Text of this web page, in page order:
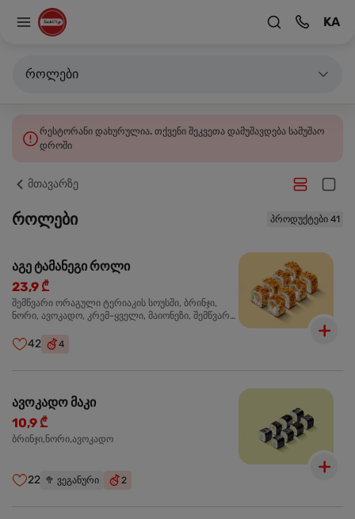
KA
როლები
რესტორანი დახურულია. თქვენი შეკვეთა დამუშავდება სამუშაო
დროში
მთავარზე
როლები პროდუქტები 41
აგე ტამანეგი როლი
23,9 ₾
შემწვარი ორაგული ტერიაკის სოუსში, ბრინჯი,
ნორი, ავოკადო, კრემ-ყველი, მაიონეზი, შემწვარი
42 4
ავოკადო მაკი
10,9 ₾
ბრინჯი,ნორი,ავოკადო
22 🥦 ვეგანური 2